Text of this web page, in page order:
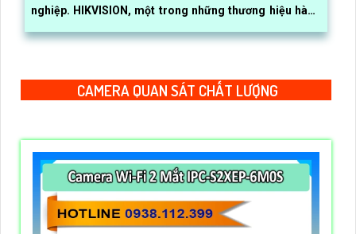
nghiệp. HIKVISION, một trong những thương hiệu hàng
đầu thế giới về giải pháp camera giám sát, không chỉ
chóng thông qua đối tác phân phối An Thành Phát
CAMERA QUAN SÁT CHẤT LƯỢNG